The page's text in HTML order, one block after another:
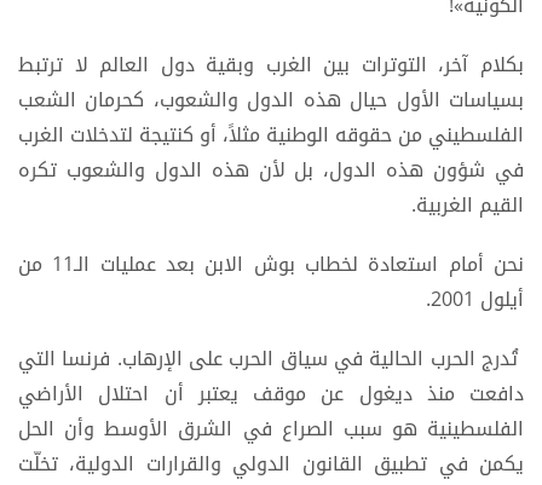
بكلام آخر، التوترات بين الغرب وبقية دول العالم لا ترتبط
بسياسات الأول حيال هذه الدول والشعوب، كحرمان الشعب
الفلسطيني من حقوقه الوطنية مثلاً، أو كنتيجة لتدخلات الغرب
في شؤون هذه الدول، بل لأن هذه الدول والشعوب تكره
القيم الغربية.
نحن أمام استعادة لخطاب بوش الابن بعد عمليات الـ11 من
أيلول 2001.
تُدرج الحرب الحالية في سياق الحرب على الإرهاب. فرنسا التي
دافعت منذ ديغول عن موقف يعتبر أن احتلال الأراضي
الفلسطينية هو سبب الصراع في الشرق الأوسط وأن الحل
يكمن في تطبيق القانون الدولي والقرارات الدولية، تخلّت